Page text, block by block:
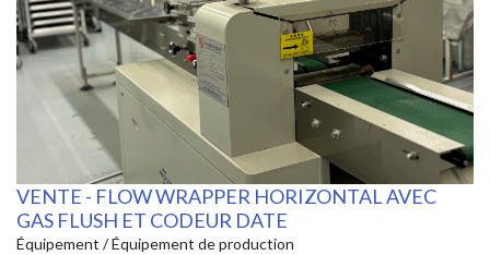
VENTE - FLOW WRAPPER HORIZONTAL AVEC
GAS FLUSH ET CODEUR DATE
Équipement / Équipement de production